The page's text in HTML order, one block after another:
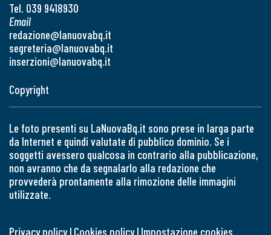
Tel. 039 9418930
Email
redazione@lanuovabq.it
segreteria@lanuovabq.it
inserzioni@lanuovabq.it
Copyright
Le foto presenti su LaNuovaBq.it sono prese in larga parte
da Internet e quindi valutate di pubblico dominio. Se i
soggetti avessero qualcosa in contrario alla pubblicazione,
non avranno che da segnalarlo alla redazione che
provvederà prontamente alla rimozione delle immagini
utilizzate.
Privacy policy| Cookies policy| Impostazione cookies